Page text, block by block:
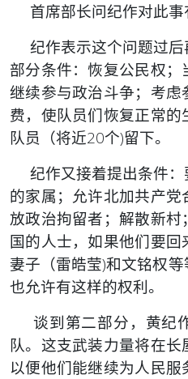
首席部长问纪作对此事
纪作表示这个问题过后
部分条件：恢复公民权；
继续参与政治斗争；考
费，使队员们恢复正常
队员（将近20个)留下。
纪作又接着提出条件：
的家属；允许北加共产
放政治拘留者；解散新
国的人士，如果他们要
妻子（雷皓莹)和文铭权等
也允许有这样的权利。
谈到第二部分，黄纪
队。这支武装力量将在长
以便他们能继续为人民